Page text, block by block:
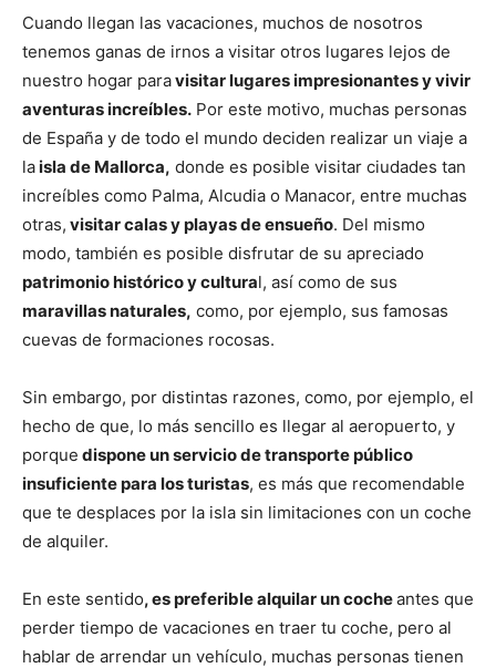
Cuando llegan las vacaciones, muchos de nosotros
tenemos ganas de irnos a visitar otros lugares lejos de
nuestro hogar paravisitar lugares impresionantes y vivir
aventuras increíbles. Por este motivo, muchas personas
de España y de todo el mundo deciden realizar un viaje a
laisla de Mallorca, donde es posible visitar ciudades tan
increíbles como Palma, Alcudia o Manacor, entre muchas
otras, visitar calas y playas de ensueño. Del mismo
modo, también es posible disfrutar de su apreciado
patrimonio histórico y cultural, así como de sus
maravillas naturales, como, por ejemplo, sus famosas
cuevas de formaciones rocosas.
Sin embargo, por distintas razones, como, por ejemplo, el
hecho de que, lo más sencillo es llegar al aeropuerto, y
porque dispone un servicio de transporte público
insuficiente para los turistas, es más que recomendable
que te desplaces por la isla sin limitaciones con un coche
de alquiler.
En este sentido, es preferible alquilar un cocheantes que
perder tiempo de vacaciones en traer tu coche, pero al
hablar de arrendar un vehículo, muchas personas tienen